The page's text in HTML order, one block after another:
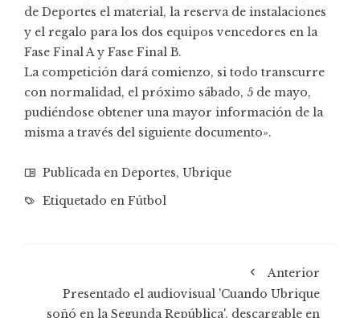
de Deportes el material, la reserva de instalaciones
y el regalo para los dos equipos vencedores en la
Fase Final A y Fase Final B.
La competición dará comienzo, si todo transcurre
con normalidad, el próximo sábado, 5 de mayo,
pudiéndose obtener una mayor información de la
misma a través del siguiente documento».
Publicada en Deportes, Ubrique
Etiquetado en Fútbol
Anterior
Presentado el audiovisual 'Cuando Ubrique
soñó en la Segunda República', descargable en